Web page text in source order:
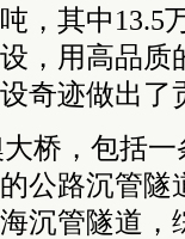
，其中13.5
，用高品质
奇迹做出了
桥，包括
公路沉管隧
沉管隧道，